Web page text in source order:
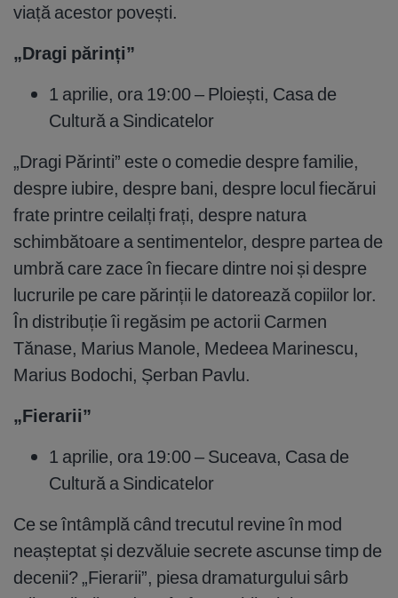
viață acestor povești.
„Dragi părinți”
1 aprilie, ora 19:00 – Ploiești, Casa de
Cultură a Sindicatelor
„Dragi Părinti” este o comedie despre familie,
despre iubire, despre bani, despre locul fiecărui
frate printre ceilalți frați, despre natura
schimbătoare a sentimentelor, despre partea de
umbră care zace în fiecare dintre noi și despre
lucrurile pe care părinții le datorează copiilor lor.
În distribuție îi regăsim pe actorii Carmen
Tănase, Marius Manole, Medeea Marinescu,
Marius Bodochi, Șerban Pavlu.
„Fierarii”
1 aprilie, ora 19:00 – Suceava, Casa de
Cultură a Sindicatelor
Ce se întâmplă când trecutul revine în mod
neașteptat și dezvăluie secrete ascunse timp de
decenii? „Fierarii”, piesa dramaturgului sârb